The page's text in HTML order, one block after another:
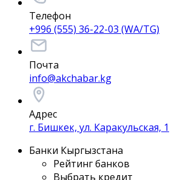
Телефон
+996 (555) 36-22-03 (WA/TG)
Почта
info@akchabar.kg
Адрес
г. Бишкек, ул. Каракульская, 1
Банки Кыргызстана
Рейтинг банков
Выбрать кредит